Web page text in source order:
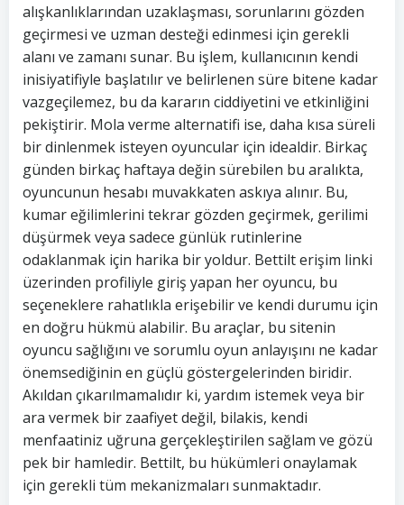
alışkanlıklarından uzaklaşması, sorunlarını gözden
geçirmesi ve uzman desteği edinmesi için gerekli
alanı ve zamanı sunar. Bu işlem, kullanıcının kendi
inisiyatifiyle başlatılır ve belirlenen süre bitene kadar
vazgeçilemez, bu da kararın ciddiyetini ve etkinliğini
pekiştirir. Mola verme alternatifi ise, daha kısa süreli
bir dinlenmek isteyen oyuncular için idealdir. Birkaç
günden birkaç haftaya değin sürebilen bu aralıkta,
oyuncunun hesabı muvakkaten askıya alınır. Bu,
kumar eğilimlerini tekrar gözden geçirmek, gerilimi
düşürmek veya sadece günlük rutinlerine
odaklanmak için harika bir yoldur. Bettilt erişim linki
üzerinden profiliyle giriş yapan her oyuncu, bu
seçeneklere rahatlıkla erişebilir ve kendi durumu için
en doğru hükmü alabilir. Bu araçlar, bu sitenin
oyuncu sağlığını ve sorumlu oyun anlayışını ne kadar
önemsediğinin en güçlü göstergelerinden biridir.
Akıldan çıkarılmamalıdır ki, yardım istemek veya bir
ara vermek bir zaafiyet değil, bilakis, kendi
menfaatiniz uğruna gerçekleştirilen sağlam ve gözü
pek bir hamledir. Bettilt, bu hükümleri onaylamak
için gerekli tüm mekanizmaları sunmaktadır.